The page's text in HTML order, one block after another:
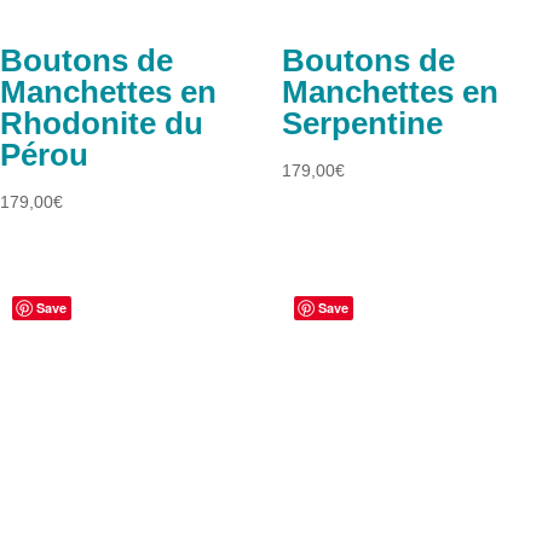
Boutons de
Manchettes en
Rhodonite du
Pérou
179,00€
Boutons de
Manchettes en
Serpentine
179,00€
Save Save